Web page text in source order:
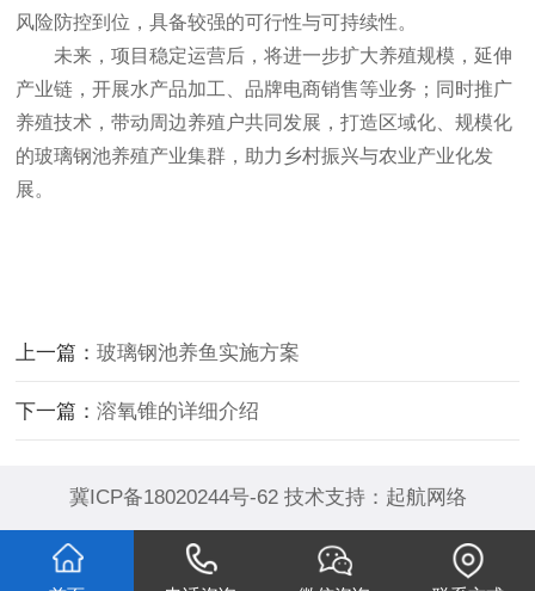
风险防控到位，具备较强的可行性与可持续性。
未来，项目稳定运营后，将进一步扩大养殖规模，延伸
产业链，开展水产品加工、品牌电商销售等业务；同时推广
养殖技术，带动周边养殖户共同发展，打造区域化、规模化
的玻璃钢池养殖产业集群，助力乡村振兴与农业产业化发
展。
上一篇：玻璃钢池养鱼实施方案
下一篇：溶氧锥的详细介绍
冀ICP备18020244号-62技术支持： 起航网络